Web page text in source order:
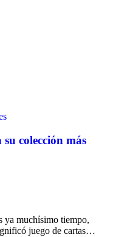
colección más
ya muchísimo tiempo,
juego de cartas…